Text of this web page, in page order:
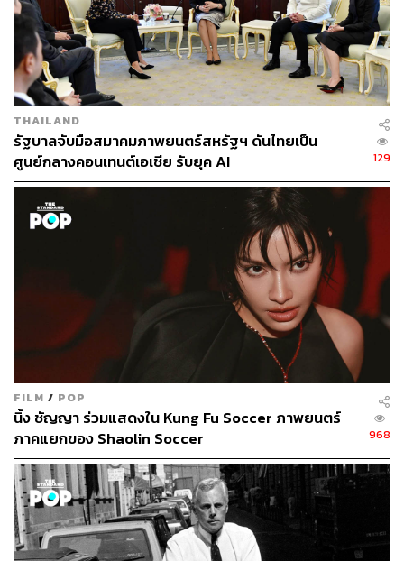
ท่ามกลางความขัดแย้งทางความคิดความเชื่อตรงนี้นี่เอง ที่ผู้
เขียนมองว่าสำหรับใครก็ตามแต่ ไม่ว่าจะเป็นชาวพุทธ ชาว
ไม่พุทธ ฝ่ายสนับสนุนวัด ฝ่ายไม่สนับสนุนวัด นั้นล้วนแล้วแต่
ควรเดินเข้ามาดู ควรพินิจพิจารณาว่ากำลังเกิดอะไรขึ้น และ
มันสะท้อนภาพของสังคมไทยในแง่มุมไหนได้บ้าง
THAILAND
รัฐบาลจับมือสมาคมภาพยนตร์สหรัฐฯ ดันไทยเป็น
ศูนย์กลางคอนเทนต์เอเชีย รับยุค AI
129
FILM / POP
นิ้ง ชัญญา ร่วมแสดงใน Kung Fu Soccer ภาพยนตร์
ภาคแยกของ Shaolin Soccer
968